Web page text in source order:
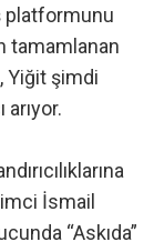
platformunu
tamamlanan
Yiğit şimdi
İsmail
“Askıda”